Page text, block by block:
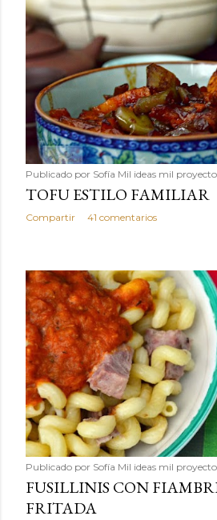
Publicado por Sofía Mil ideas mil
TOFU ESTILO FAMILIAR
Compartir 41 comentarios
Publicado por Sofía Mil ideas mil
FUSILLINIS CON
FRITADA